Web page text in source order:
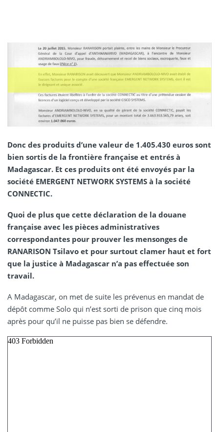
Donc des produits d’une valeur de 1.405.430 euros sont
bien sortis de la frontière française et entrés à
Madagascar. Et ces produits ont été envoyés par la
société EMERGENT NETWORK SYSTEMS à la société
CONNECTIC.
Quoi de plus que cette déclaration de la douane
française avec les pièces administratives
correspondantes pour prouver les mensonges de
RANARISON Tsilavo et pour surtout clamer haut et fort
que la justice à Madagascar n’a pas effectuée son
travail.
A Madagascar, on met de suite les prévenus en mandat de
dépôt comme Solo qui n’est sorti de prison que cinq mois
après pour qu’il ne puisse pas bien se défendre.